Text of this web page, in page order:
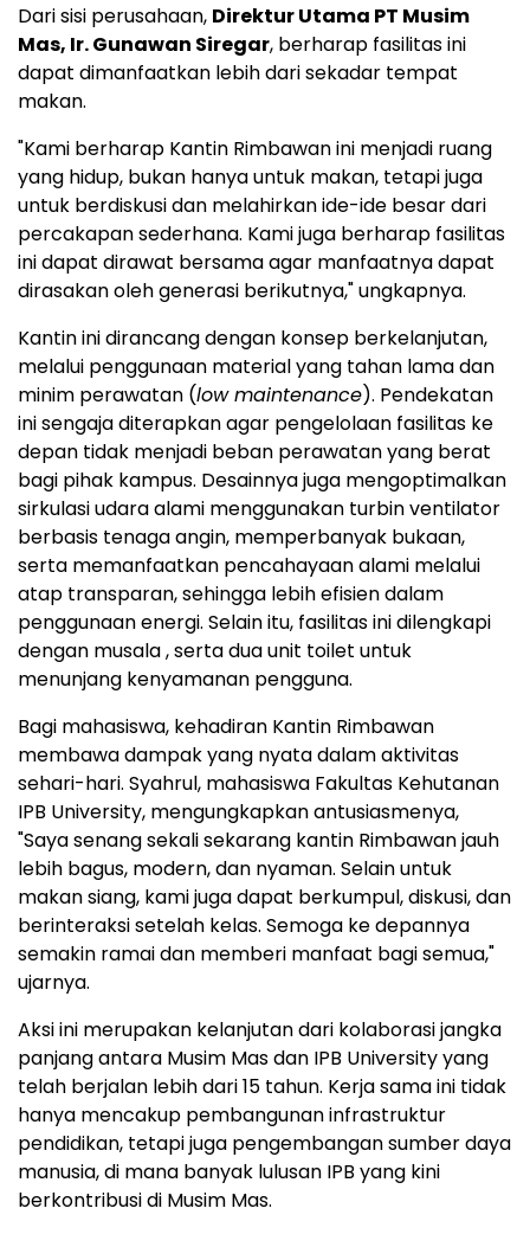
Dari sisi perusahaan, Direktur Utama PT Musim
Mas, Ir. Gunawan Siregar, berharap fasilitas ini
dapat dimanfaatkan lebih dari sekadar tempat
makan.
"Kami berharap Kantin Rimbawan ini menjadi ruang
yang hidup, bukan hanya untuk makan, tetapi juga
untuk berdiskusi dan melahirkan ide-ide besar dari
percakapan sederhana. Kami juga berharap fasilitas
ini dapat dirawat bersama agar manfaatnya dapat
dirasakan oleh generasi berikutnya," ungkapnya.
Kantin ini dirancang dengan konsep berkelanjutan,
melalui penggunaan material yang tahan lama dan
minim perawatan (low maintenance). Pendekatan
ini sengaja diterapkan agar pengelolaan fasilitas ke
depan tidak menjadi beban perawatan yang berat
bagi pihak kampus. Desainnya juga mengoptimalkan
sirkulasi udara alami menggunakan turbin ventilator
berbasis tenaga angin, memperbanyak bukaan,
serta memanfaatkan pencahayaan alami melalui
atap transparan, sehingga lebih efisien dalam
penggunaan energi. Selain itu, fasilitas ini dilengkapi
dengan musala , serta dua unit toilet untuk
menunjang kenyamanan pengguna.
Bagi mahasiswa, kehadiran Kantin Rimbawan
membawa dampak yang nyata dalam aktivitas
sehari-hari. Syahrul, mahasiswa Fakultas Kehutanan
IPB University, mengungkapkan antusiasmenya,
"Saya senang sekali sekarang kantin Rimbawan jauh
lebih bagus, modern, dan nyaman. Selain untuk
makan siang, kami juga dapat berkumpul, diskusi, dan
berinteraksi setelah kelas. Semoga ke depannya
semakin ramai dan memberi manfaat bagi semua,"
ujarnya.
Aksi ini merupakan kelanjutan dari kolaborasi jangka
panjang antara Musim Mas dan IPB University yang
telah berjalan lebih dari 15 tahun. Kerja sama ini tidak
hanya mencakup pembangunan infrastruktur
pendidikan, tetapi juga pengembangan sumber daya
manusia, di mana banyak lulusan IPB yang kini
berkontribusi di Musim Mas.